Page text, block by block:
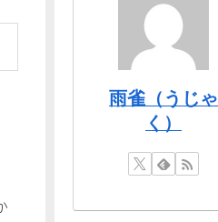
雨雀（うじゃ
く）